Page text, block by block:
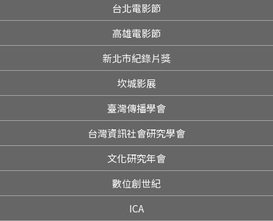
台北電影節
高雄電影節
新北市紀錄片獎
坎城影展
臺灣傳播學會
台灣資訊社會研究學會
文化研究年會
數位創世紀
ICA